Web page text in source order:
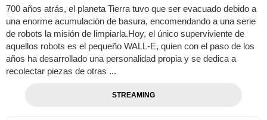
700 años atrás, el planeta Tierra tuvo que ser evacuado debido a
una enorme acumulación de basura, encomendando a una serie
de robots la misión de limpiarla.Hoy, el único superviviente de
aquellos robots es el pequeño WALL-E, quien con el paso de los
años ha desarrollado una personalidad propia y se dedica a
recolectar piezas de otras ...
STREAMING